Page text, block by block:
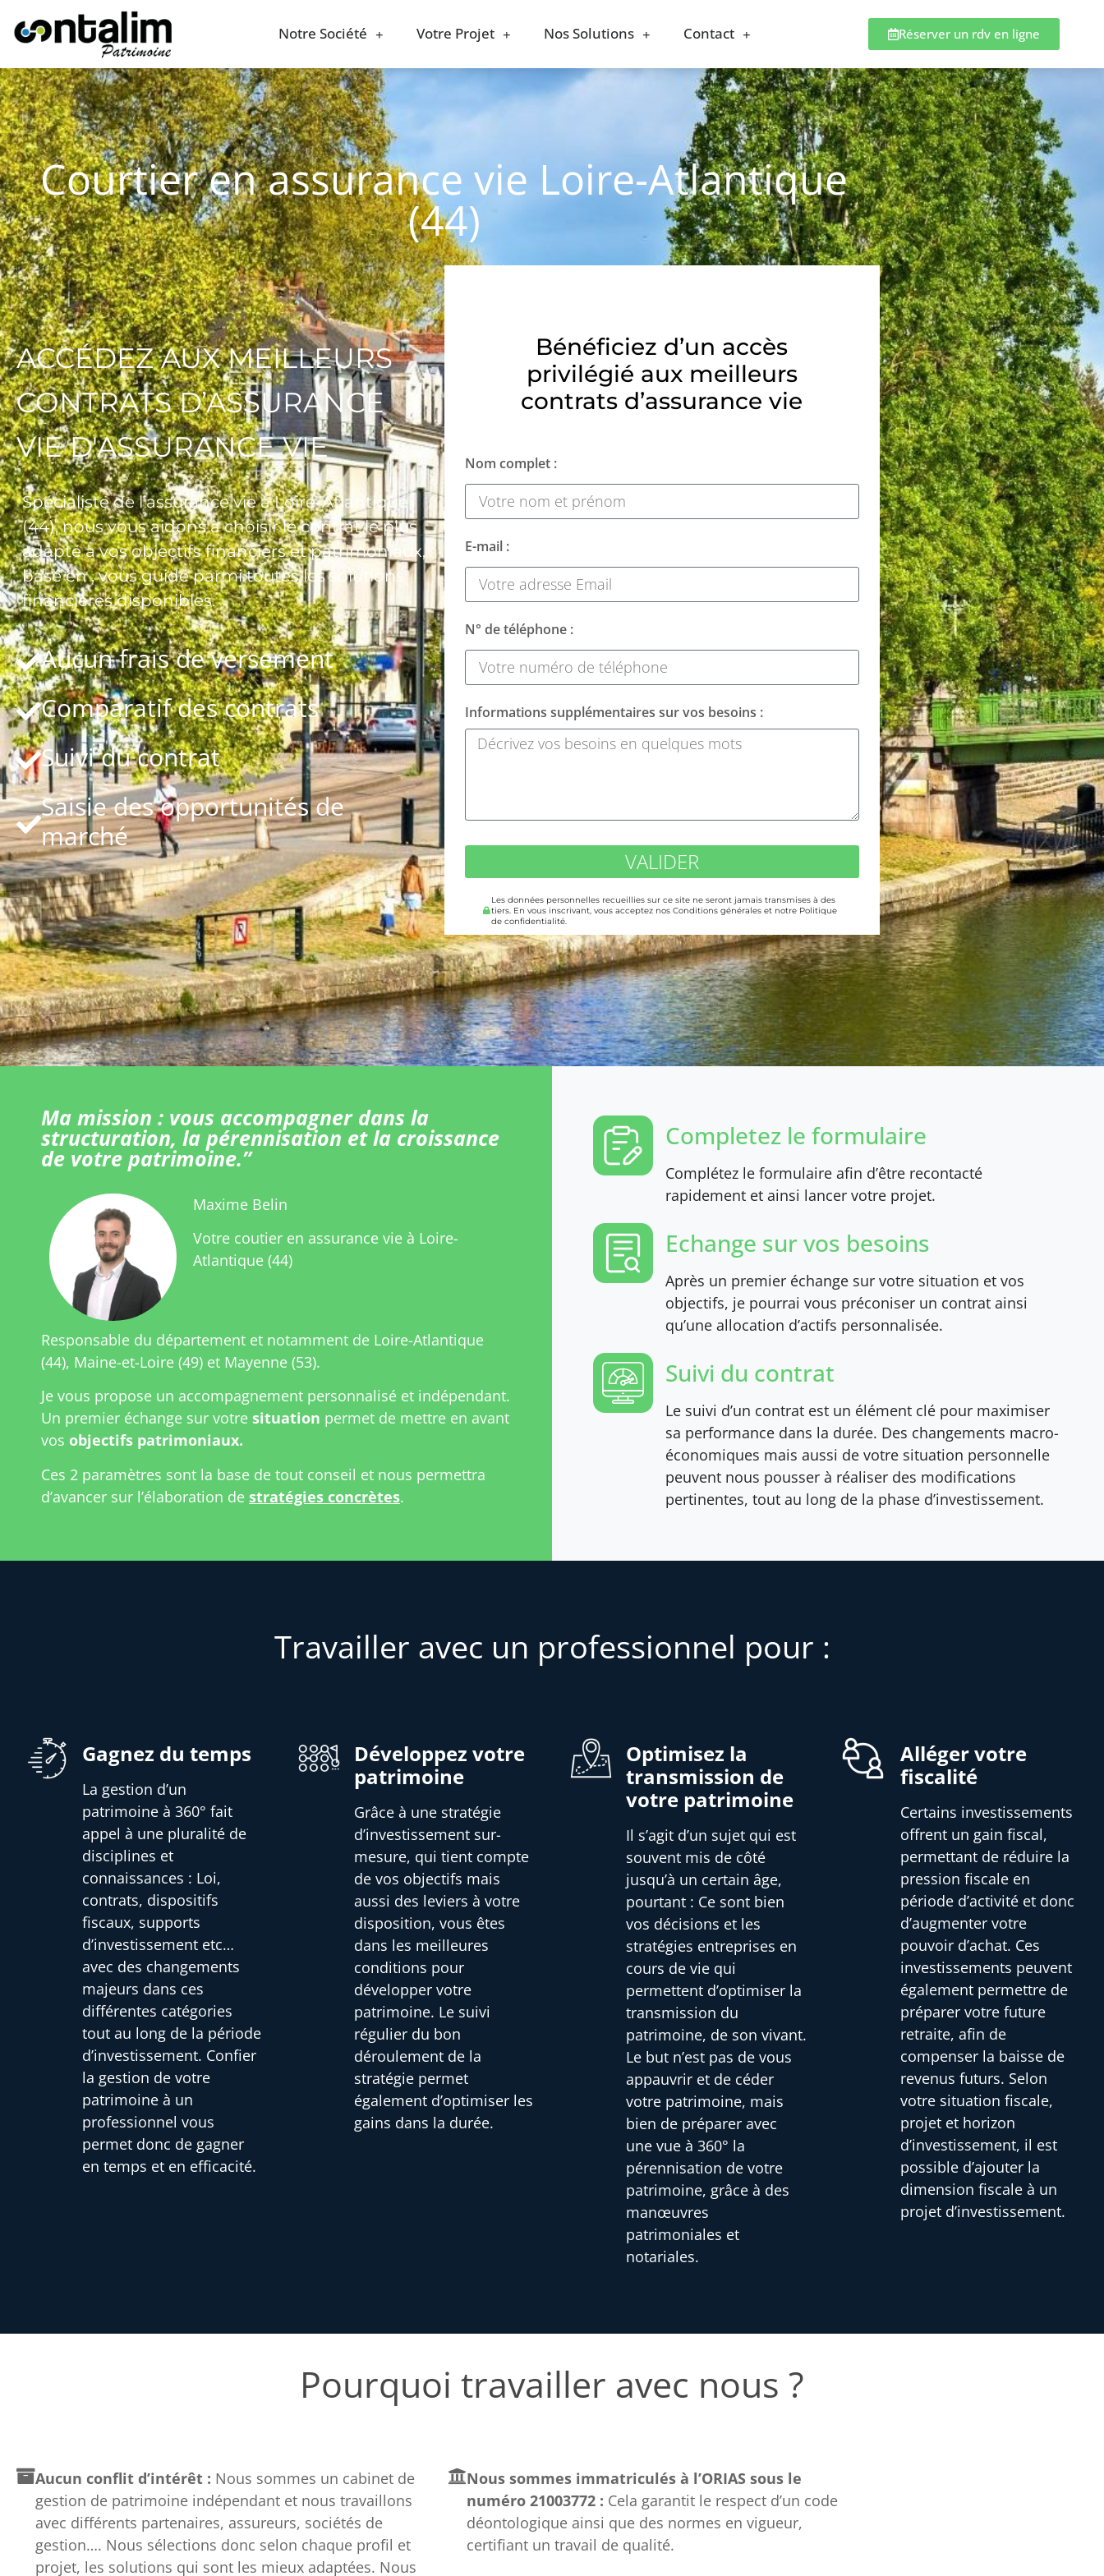
Notre Société Votre Projet Nos Solutions Contact Réserver un rdv en ligne
Courtier en assurance vie Loire-Atlantique
(44)
ACCÉDEZ AUX MEILLEURS
CONTRATS D’ASSURANCE
VIE D'ASSURANCE VIE
Spécialiste de l’assurance vie à Loire-Atlantique
(44), nous vous aidons à choisir le contrat le plus
adapté à vos objectifs financiers et patrimoniaux,
basé en , vous guide parmi toutes les solutions
financières disponibles.
Aucun frais de versement
Comparatif des contrats
Suivi du contrat
Saisie des opportunités de
marché
Bénéficiez d’un accès
privilégié aux meilleurs
contrats d’assurance vie
Nom complet :
E-mail :
N° de téléphone :
Informations supplémentaires sur vos besoins :
VALIDER
Les données personnelles recueillies sur ce site ne seront jamais transmises à des
tiers. En vous inscrivant, vous acceptez nos Conditions générales et notre Politique
de confidentialité.
Ma mission : vous accompagner dans la
structuration, la pérennisation et la croissance
de votre patrimoine.”
Maxime Belin
Votre coutier en assurance vie à Loire-
Atlantique (44)
Responsable du département et notamment de Loire-Atlantique
(44), Maine-et-Loire (49) et Mayenne (53).
Je vous propose un accompagnement personnalisé et indépendant.
Un premier échange sur votre situation permet de mettre en avant
vos objectifs patrimoniaux.
Ces 2 paramètres sont la base de tout conseil et nous permettra
d’avancer sur l’élaboration de stratégies concrètes.
Completez le formulaire
Complétez le formulaire afin d’être recontacté
rapidement et ainsi lancer votre projet.
Echange sur vos besoins
Après un premier échange sur votre situation et vos
objectifs, je pourrai vous préconiser un contrat ainsi
qu’une allocation d’actifs personnalisée.
Suivi du contrat
Le suivi d’un contrat est un élément clé pour maximiser
sa performance dans la durée. Des changements macro-
économiques mais aussi de votre situation personnelle
peuvent nous pousser à réaliser des modifications
pertinentes, tout au long de la phase d’investissement.
Travailler avec un professionnel pour :
Gagnez du temps
La gestion d’un
patrimoine à 360° fait
appel à une pluralité de
disciplines et
connaissances : Loi,
contrats, dispositifs
fiscaux, supports
d’investissement etc…
avec des changements
majeurs dans ces
différentes catégories
tout au long de la période
d’investissement. Confier
la gestion de votre
patrimoine à un
professionnel vous
permet donc de gagner
en temps et en efficacité.
Développez votre
patrimoine
Grâce à une stratégie
d’investissement sur-
mesure, qui tient compte
de vos objectifs mais
aussi des leviers à votre
disposition, vous êtes
dans les meilleures
conditions pour
développer votre
patrimoine. Le suivi
régulier du bon
déroulement de la
stratégie permet
également d’optimiser les
gains dans la durée.
Optimisez la
transmission de
votre patrimoine
Il s’agit d’un sujet qui est
souvent mis de côté
jusqu’à un certain âge,
pourtant : Ce sont bien
vos décisions et les
stratégies entreprises en
cours de vie qui
permettent d’optimiser la
transmission du
patrimoine, de son vivant.
Le but n’est pas de vous
appauvrir et de céder
votre patrimoine, mais
bien de préparer avec
une vue à 360° la
pérennisation de votre
patrimoine, grâce à des
manœuvres
patrimoniales et
notariales.
Alléger votre
fiscalité
Certains investissements
offrent un gain fiscal,
permettant de réduire la
pression fiscale en
période d’activité et donc
d’augmenter votre
pouvoir d’achat. Ces
investissements peuvent
également permettre de
préparer votre future
retraite, afin de
compenser la baisse de
revenus futurs. Selon
votre situation fiscale,
projet et horizon
d’investissement, il est
possible d’ajouter la
dimension fiscale à un
projet d’investissement.
Pourquoi travailler avec nous ?
Aucun conflit d’intérêt : Nous sommes un cabinet de
gestion de patrimoine indépendant et nous travaillons
avec différents partenaires, assureurs, sociétés de
gestion…. Nous sélections donc selon chaque profil et
projet, les solutions qui sont les mieux adaptées. Nous
Nous sommes immatriculés à l’ORIAS sous le
numéro 21003772 : Cela garantit le respect d’un code
déontologique ainsi que des normes en vigueur,
certifiant un travail de qualité.